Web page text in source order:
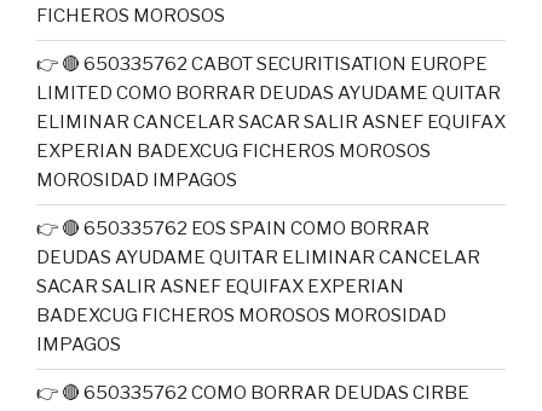
FICHEROS MOROSOS
👉 🔴 650335762 CABOT SECURITISATION EUROPE
LIMITED COMO BORRAR DEUDAS AYUDAME QUITAR
ELIMINAR CANCELAR SACAR SALIR ASNEF EQUIFAX
EXPERIAN BADEXCUG FICHEROS MOROSOS
MOROSIDAD IMPAGOS
👉 🔴 650335762 EOS SPAIN COMO BORRAR
DEUDAS AYUDAME QUITAR ELIMINAR CANCELAR
SACAR SALIR ASNEF EQUIFAX EXPERIAN
BADEXCUG FICHEROS MOROSOS MOROSIDAD
IMPAGOS
👉 🔴 650335762 COMO BORRAR DEUDAS CIRBE